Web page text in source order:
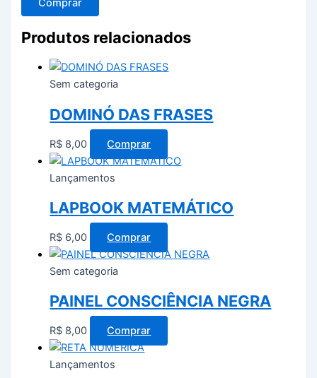
Comprar
Produtos relacionados
Sem categoria
DOMINÓ DAS FRASES
R$ 8,00 Comprar
Lançamentos
LAPBOOK MATEMÁTICO
R$ 6,00 Comprar
Sem categoria
PAINEL CONSCIÊNCIA NEGRA
R$ 8,00 Comprar
Lançamentos